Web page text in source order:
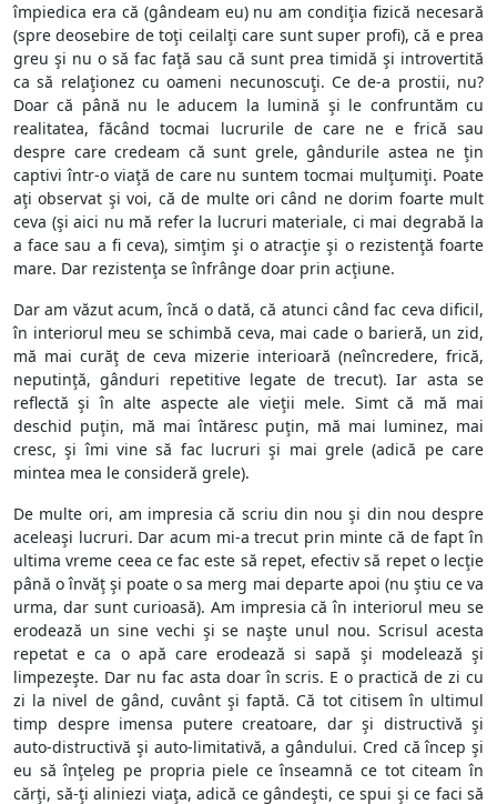
împiedica era că (gândeam eu) nu am condiţia fizică necesară
(spre deosebire de toţi ceilalţi care sunt super profi), că e prea
greu şi nu o să fac faţă sau că sunt prea timidă şi introvertită
ca să relaţionez cu oameni necunoscuţi. Ce de-a prostii, nu?
Doar că până nu le aducem la lumină şi le confruntăm cu
realitatea, făcând tocmai lucrurile de care ne e frică sau
despre care credeam că sunt grele, gândurile astea ne ţin
captivi într-o viaţă de care nu suntem tocmai mulţumiţi. Poate
aţi observat şi voi, că de multe ori când ne dorim foarte mult
ceva (şi aici nu mă refer la lucruri materiale, ci mai degrabă la
a face sau a fi ceva), simţim şi o atracţie şi o rezistenţă foarte
mare. Dar rezistenţa se înfrânge doar prin acţiune.
Dar am văzut acum, încă o dată, că atunci când fac ceva dificil,
în interiorul meu se schimbă ceva, mai cade o barieră, un zid,
mă mai curăţ de ceva mizerie interioară (neîncredere, frică,
neputinţă, gânduri repetitive legate de trecut). Iar asta se
reflectă şi în alte aspecte ale vieţii mele. Simt că mă mai
deschid puţin, mă mai întăresc puţin, mă mai luminez, mai
cresc, şi îmi vine să fac lucruri şi mai grele (adică pe care
mintea mea le consideră grele).
De multe ori, am impresia că scriu din nou şi din nou despre
aceleaşi lucruri. Dar acum mi-a trecut prin minte că de fapt în
ultima vreme ceea ce fac este să repet, efectiv să repet o lecţie
până o învăţ şi poate o sa merg mai departe apoi (nu ştiu ce va
urma, dar sunt curioasă). Am impresia că în interiorul meu se
erodează un sine vechi şi se naşte unul nou. Scrisul acesta
repetat e ca o apă care erodează si sapă şi modelează şi
limpezeşte. Dar nu fac asta doar în scris. E o practică de zi cu
zi la nivel de gând, cuvânt şi faptă. Că tot citisem în ultimul
timp despre imensa putere creatoare, dar şi distructivă şi
auto-distructivă şi auto-limitativă, a gândului. Cred că încep şi
eu să înţeleg pe propria piele ce înseamnă ce tot citeam în
cărţi, să-ţi aliniezi viaţa, adică ce gândeşti, ce spui şi ce faci să